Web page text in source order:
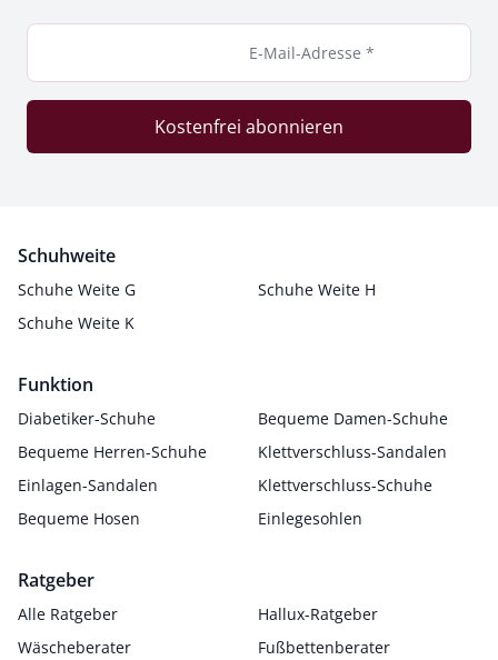
E-Mail-Adresse *
Kostenfrei abonnieren
Schuhweite
Schuhe Weite G
Schuhe Weite H
Schuhe Weite K
Funktion
Diabetiker-Schuhe
Bequeme Damen-Schuhe
Bequeme Herren-Schuhe
Klettverschluss-Sandalen
Einlagen-Sandalen
Klettverschluss-Schuhe
Bequeme Hosen
Einlegesohlen
Ratgeber
Alle Ratgeber
Hallux-Ratgeber
Wäscheberater
Fußbettenberater